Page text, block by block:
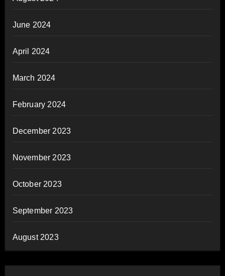
June 2024
April 2024
March 2024
February 2024
December 2023
November 2023
October 2023
September 2023
August 2023